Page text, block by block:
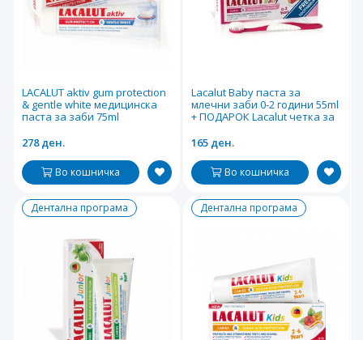
LACALUT aktiv gum protection
& gentle white медицинска
паста за заби 75ml
278 ден.
Во кошничка
Lacalut Baby паста за
млечни заби 0-2 години 55ml
+ ПОДАРОК Lacalut четка за
165 ден.
Во кошничка
Дентална програма Дентална програма